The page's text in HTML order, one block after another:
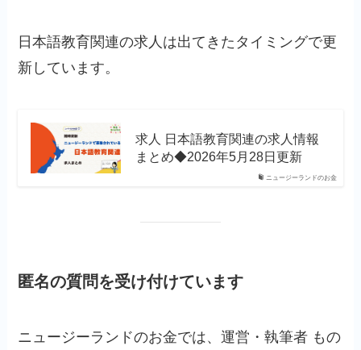
日本語教育関連の求人は出てきたタイミングで更
新しています。
ニュージーランドのお金
求人 日本語教育関連の求人情報
まとめ◆2026年5月28日更新
匿名の質問を受け付けています
ニュージーランドのお金では、運営・執筆者 もの